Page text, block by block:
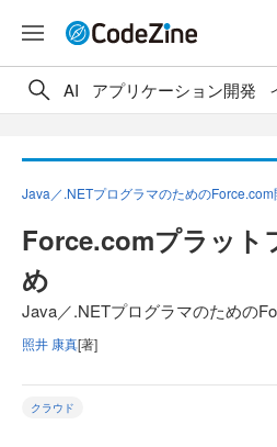
AI アプリケーション開発
Java／.NETプログラマのためのForce.com
Force.comプラット
め
Java／.NETプログラマのための
照井 康真[著]
クラウド